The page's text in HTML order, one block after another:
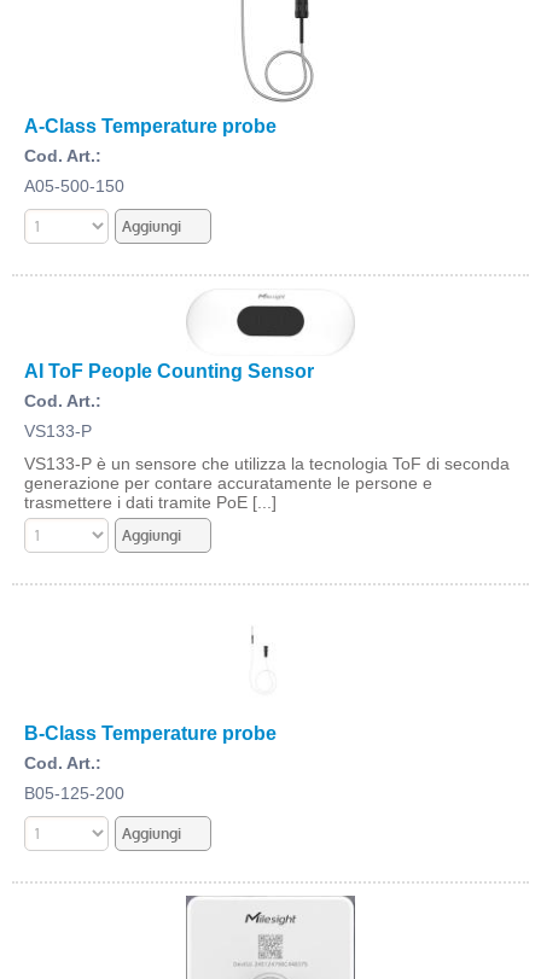
PROMO ATTIVE
A-Class Temperature probe
Cod. Art.:
A05-500-150
AI ToF People Counting Sensor
Cod. Art.:
VS133-P
VS133-P è un sensore che utilizza la tecnologia ToF di seconda
generazione per contare accuratamente le persone e
trasmettere i dati tramite PoE [...]
B-Class Temperature probe
Cod. Art.:
B05-125-200